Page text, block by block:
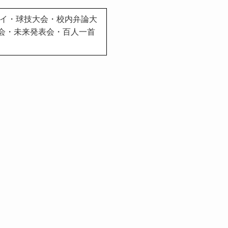
・球技大会・校内弁論大
・未来発表会・百人一首